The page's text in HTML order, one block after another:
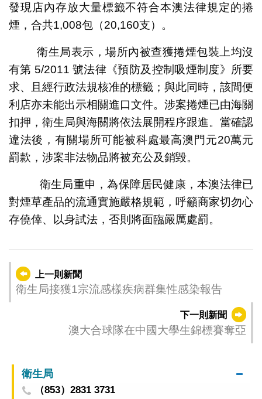
發現店內存放大量標籤不符合本澳法律規定的捲
煙，合共1,008包（20,160支）。
衛生局表示，場所內被查獲捲煙包裝上均沒
有第 5/2011 號法律《預防及控制吸煙制度》所要
求、且經行政法規核准的標籤；與此同時，該間便
利店亦未能出示相關進口文件。涉案捲煙已由海關
扣押，衛生局與海關將依法展開程序跟進。當確認
違法後，有關場所可能被科處最高澳門元20萬元
罰款，涉案非法物品將被充公及銷毀。
衛生局重申，為保障居民健康，本澳法律已
對煙草產品的流通實施嚴格規範，呼籲商家切勿心
存僥倖、以身試法，否則將面臨嚴厲處罰。
上一則新聞
衛生局接獲1宗流感樣疾病群集性感染報告
下一則新聞
澳大合球隊在中國大學生錦標賽奪亞
衛生局
（853）2831 3731